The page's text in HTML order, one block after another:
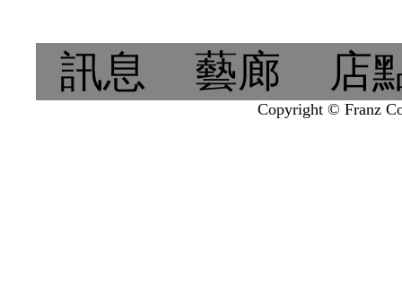
訊息 藝廊 店
Copyright © Franz